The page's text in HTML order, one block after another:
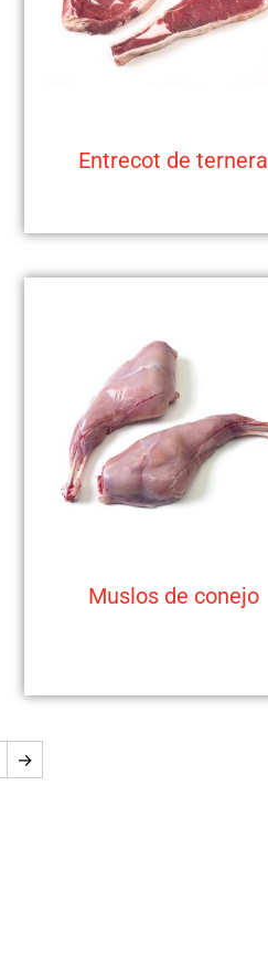
Entrecot de ternera
Muslos de conejo
→